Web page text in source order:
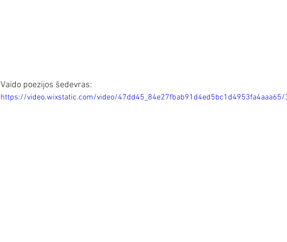
Vaido poezijos šedevras:
https://video.wixstatic.com/video/